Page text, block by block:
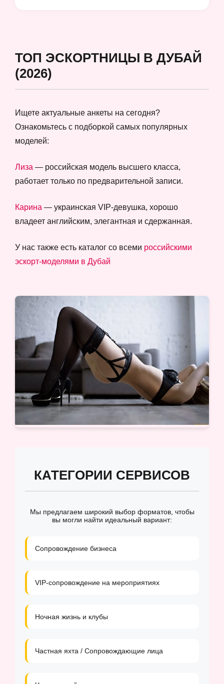
ТОП ЭСКОРТНИЦЫ В ДУБАЙ
(2026)
Ищете актуальные анкеты на сегодня?
Ознакомьтесь с подборкой самых популярных
моделей:
Лиза — российская модель высшего класса,
работает только по предварительной записи.
Карина — украинская VIP-девушка, хорошо
владеет английским, элегантная и сдержанная.
У нас также есть каталог со всеми российскими
эскорт-моделями в Дубай
КАТЕГОРИИ СЕРВИСОВ
Мы предлагаем широкий выбор форматов, чтобы
вы могли найти идеальный вариант:
Сопровождение бизнеса
VIP-сопровождение на мероприятиях
Ночная жизнь и клубы
Частная яхта / Сопровождающие лица